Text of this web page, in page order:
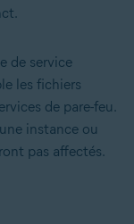
de service
les fichiers
de pare-feu.
instance ou
pas affectés.